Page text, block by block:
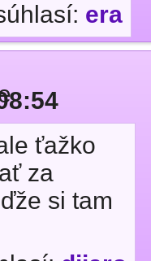
era
ťažko
za
si tam